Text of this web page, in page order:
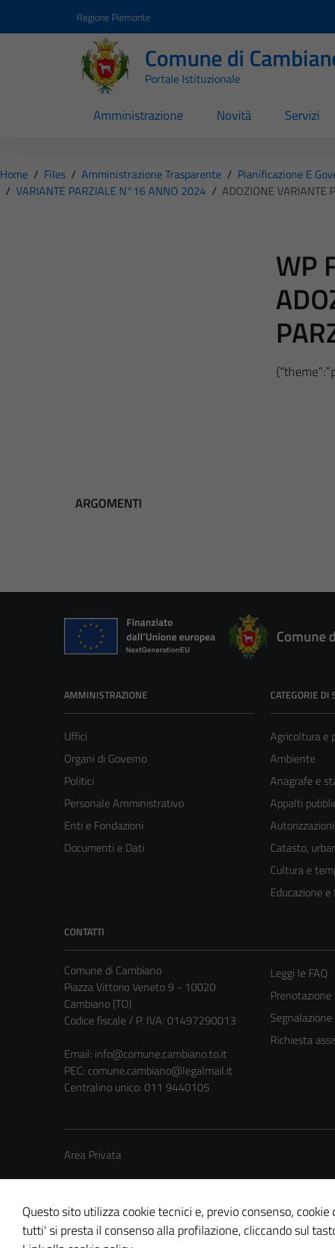
Regione Piemonte
Comune di
Portale Istituzionale
Amministrazione Novità Servizi
Home / Files / Amministrazione Trasparente / Pianificazione E
/ VARIANTE PARZIALE N°16 ANNO 2024 / ADOZIONE VARIANTE
WP
ARGOMENTI
Comune
AMMINISTRAZIONE
Uffici
Organi di Governo
Politici
Personale Amministrativo
Enti e Fondazioni
Documenti e Dati
CATEGORIE DI
Agricoltura e
Ambiente
Anagrafe e
Appalti
Autorizzazioni
Catasto,
Cultura e
Educazione
CONTATTI
Comune di Cambiano
Piazza Vittorio Veneto 9 - 10020
Cambiano (TO)
Codice fiscale / P. IVA: 01497290013
Email: info@comune.cambiano.to.it
PEC: comune.cambiano@legalmail.it
Centralino unico: 011 9440105
Leggi le FAQ
Richiesta
Area Privata
Credits: © Technical Design s.r.l.
Questo sito utilizza cookie tecnici e, previo consenso,
tutti' si presta il consenso alla profilazione, cliccando sul